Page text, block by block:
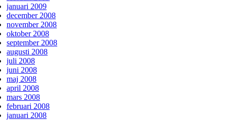
januari 2009
december 2008
november 2008
oktober 2008
september 2008
augusti 2008
juli 2008
juni 2008
maj 2008
april 2008
mars 2008
februari 2008
januari 2008